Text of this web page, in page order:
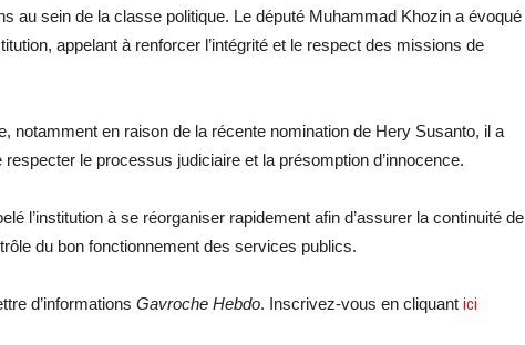
au sein de la classe politique. Le député Muhammad Khozin a évoqué
appelant à renforcer l’intégrité et le respect des missions de
notamment en raison de la récente nomination de Hery Susanto, il a
respecter le processus judiciaire et la présomption d’innocence.
l’institution à se réorganiser rapidement afin d’assurer la continuité de
du bon fonctionnement des services publics.
d’informations Gavroche Hebdo. Inscrivez-vous en cliquant ici